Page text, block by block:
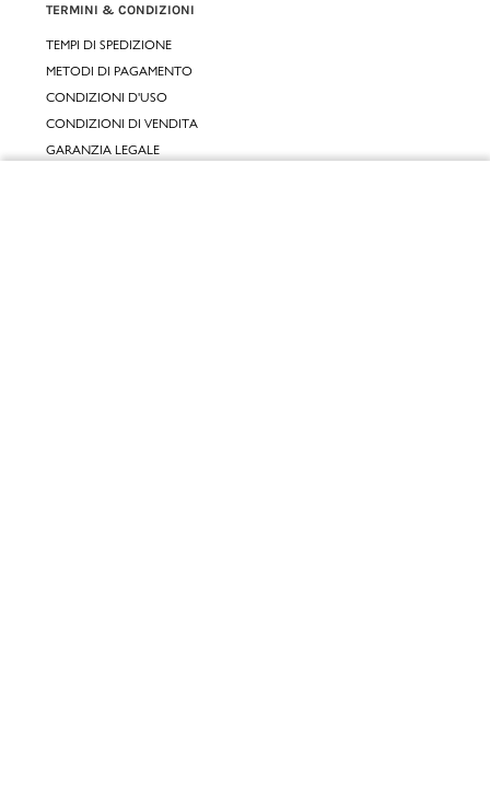
TERMINI & CONDIZIONI
TEMPI DI SPEDIZIONE
METODI DI PAGAMENTO
CONDIZIONI D'USO
CONDIZIONI DI VENDITA
GARANZIA LEGALE